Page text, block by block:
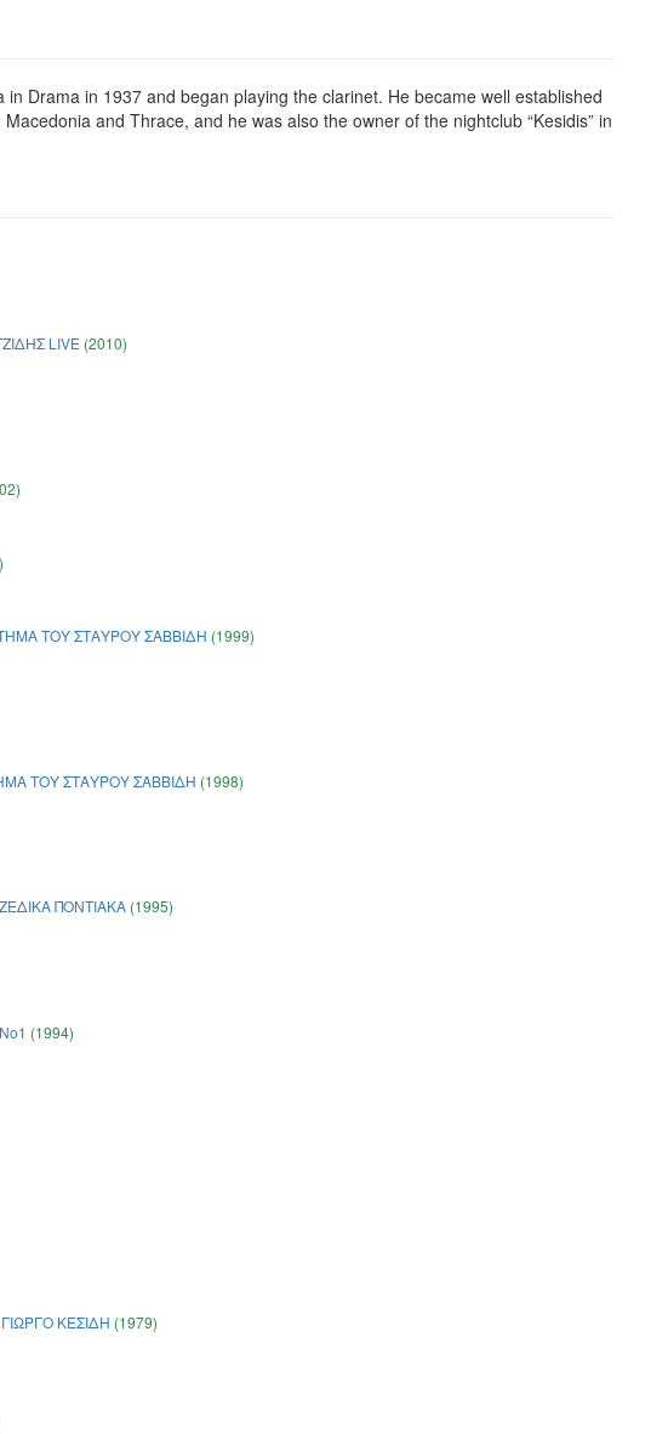
Drama in 1937 and began playing the clarinet. He became well established
and Thrace, and he was also the owner of the nightclub “Kesidis” in
LIVE (2010)
ΤΟΥ ΣΤΑΥΡΟΥ ΣΑΒΒΙΔΗ (1999)
ΤΟΥ ΣΤΑΥΡΟΥ ΣΑΒΒΙΔΗ (1998)
ΠΟΝΤΙΑΚΑ (1995)
(1994)
ΚΕΣΙΔΗ (1979)